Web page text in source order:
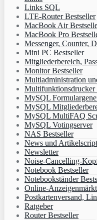
Links SQL
LTE-Router Bestseller
MacBook Air
MacBook Pro
Messenger, Counter,
Mini PC Bestseller
Mitgliederbereich,
Monitor Bestseller
Multiadministration
Multifunktionsdrucker
MySQL
MySQL
MySQL MultiFAQ
MySQL Votingserver
NAS Bestseller
News und Artikelscript
Newsletter
Noise-Cancelling-
Notebook Bestseller
Notebookständer
Online-
Postkartenversand,
Ratgeber
Router Bestseller